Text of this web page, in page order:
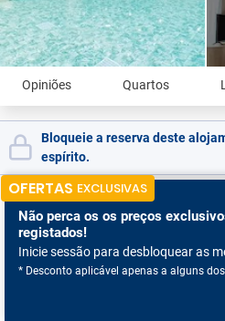
Opiniões Quartos
Bloqueie a reserva deste
espírito.
OFERTAS EXCLUSIVAS
Não perca os os preços
registados!
Inicie sessão para desbloquear as
* Desconto aplicável apenas a alguns